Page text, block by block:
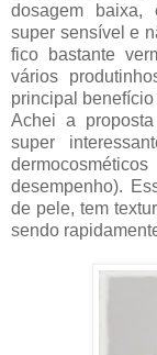
dosagem baixa,
super sensível e
fico bastante
vários
principal
Achei a
super
desempenho).
de pele, tem
sendo